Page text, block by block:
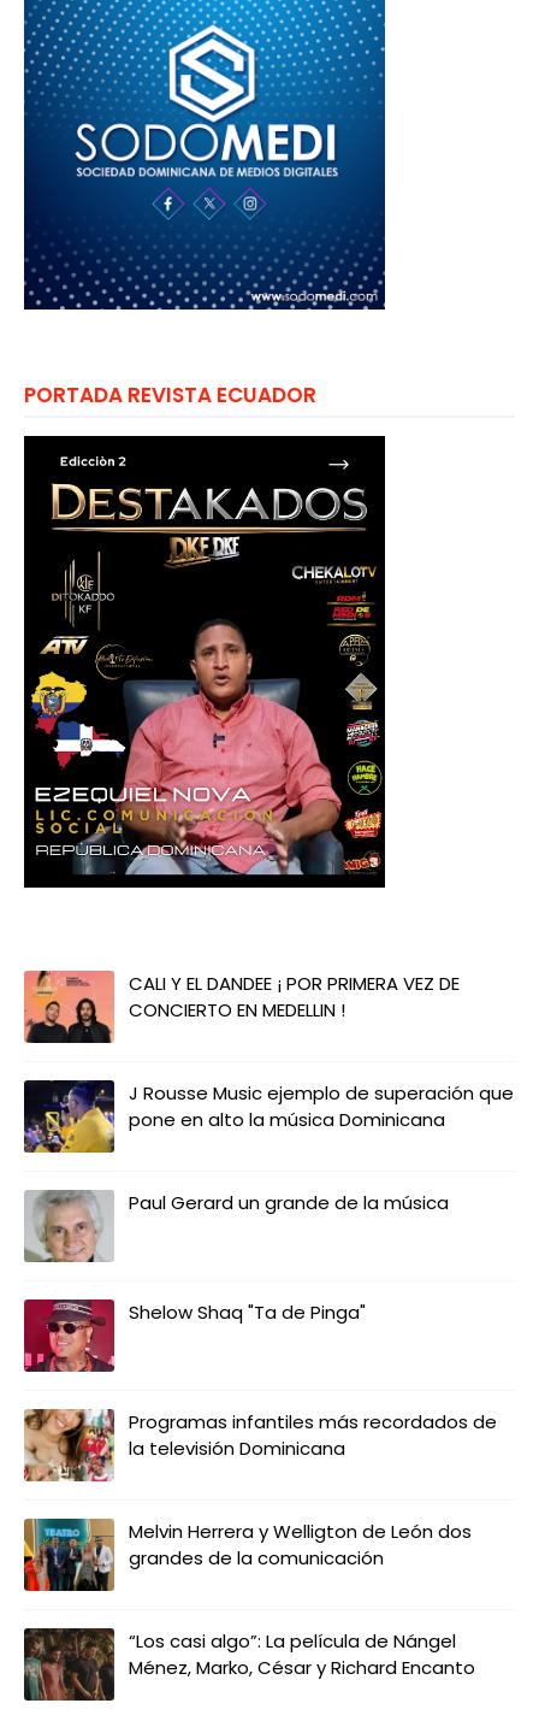
PORTADA REVISTA ECUADOR
CALI Y EL DANDEE ¡ POR PRIMERA VEZ DE
CONCIERTO EN MEDELLIN !
J Rousse Music ejemplo de superación que
pone en alto la música Dominicana
Paul Gerard un grande de la música
Shelow Shaq "Ta de Pinga"
Programas infantiles más recordados de
la televisión Dominicana
Melvin Herrera y Welligton de León dos
grandes de la comunicación
“Los casi algo”: La película de Nángel
Ménez, Marko, César y Richard Encanto